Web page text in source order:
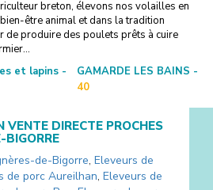
breton, élevons nos volailles en
être animal et dans la tradition
de produire des poulets prêts à cuire
et lapins -
GAMARDE LES BAINS -
40
VENTE DIRECTE PROCHES
BIGORRE
de-Bigorre, Eleveurs de
de porc Aureilhan, Eleveurs de